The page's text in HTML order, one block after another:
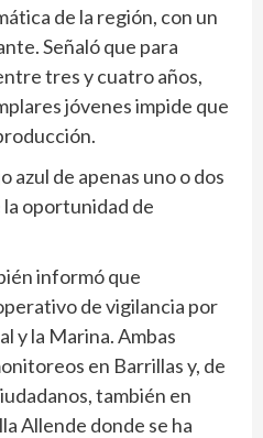
de la región, con un
Señaló que para
tres y cuatro años,
jóvenes impide que
azul de apenas uno o dos
la oportunidad de
informó que
de vigilancia por
y la Marina. Ambas
en Barrillas y, de
también en
Allende donde se ha